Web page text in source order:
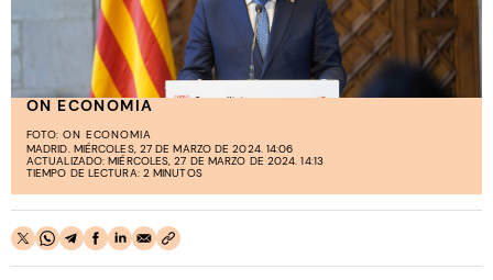
ON ECONOMIA
FOTO: ON ECONOMIA
MADRID. MIÉRCOLES, 27 DE MARZO DE 2024. 14:06
ACTUALIZADO: MIÉRCOLES, 27 DE MARZO DE 2024. 14:13
TIEMPO DE LECTURA: 2 MINUTOS